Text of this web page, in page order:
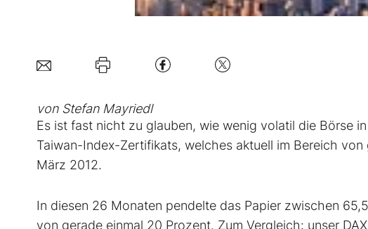
von Stefan Mayriedl
Es ist fast nicht zu glauben, wie wenig volatil die Börse
Taiwan-Index-Zertifikats, welches aktuell im Bereich
März 2012.
In diesen 26 Monaten pendelte das Papier zwischen
von gerade einmal 20 Prozent. Zum Vergleich: unser